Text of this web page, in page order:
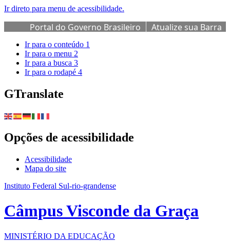
Ir direto para menu de acessibilidade.
Portal do Governo Brasileiro
Atualize sua Barra
de Governo
Ir para o conteúdo 1
Ir para o menu 2
Ir para a busca 3
Ir para o rodapé 4
GTranslate
Opções de acessibilidade
Acessibilidade
Mapa do site
Instituto Federal Sul-rio-grandense
Câmpus Visconde da Graça
MINISTÉRIO DA EDUCAÇÃO